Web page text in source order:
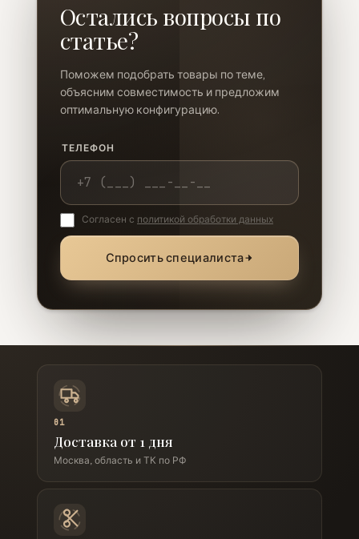
Остались вопросы по
статье?
Поможем подобрать товары по теме,
объясним совместимость и предложим
оптимальную конфигурацию.
ТЕЛЕФОН
Согласен с политикой обработки данных
Спросить специалиста
01
Доставка от 1 дня
Москва, область и ТК по РФ